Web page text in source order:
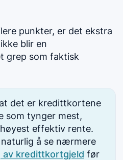
punkter, er det ekstra
blir en
grep som faktisk
det er kredittkortene
som tynger mest,
effektiv rente.
å se nærmere
av kredittkortgjeld før